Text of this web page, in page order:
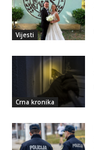
Vijesti
Crna kronika